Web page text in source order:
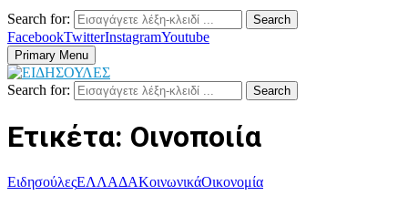
Search for: Search
FacebookTwitterInstagramYoutube
Primary Menu
Search for: Search
Ετικέτα: Οινοποιία
ΕιδησούλεςΕΛΛΑΔΑΚοινωνικάΟικονομία